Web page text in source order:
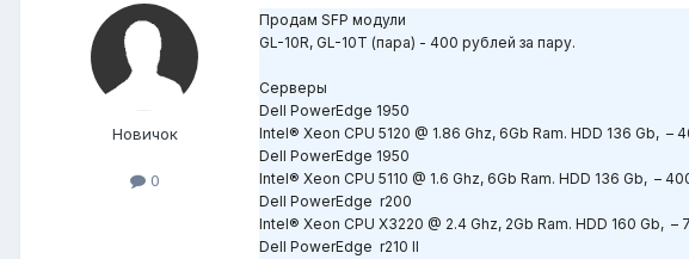
Новичок
0
Продам SFP модули
GL-10R, GL-10T (пара) - 400 рублей за пару.
Серверы
Dell PowerEdge 1950
Intel® Xeon CPU 5120 @ 1.86 Ghz, 6Gb Ram. HDD 136 Gb, –
Dell PowerEdge 1950
Intel® Xeon CPU 5110 @ 1.6 Ghz, 6Gb Ram. HDD 136 Gb, –
Dell PowerEdge r200
Intel® Xeon CPU X3220 @ 2.4 Ghz, 2Gb Ram. HDD 160 Gb, –
Dell PowerEdge r210 II